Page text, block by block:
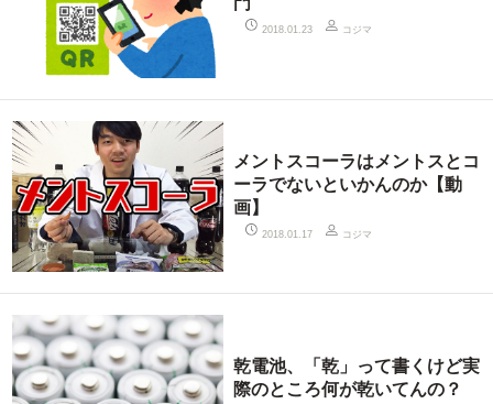
2018.01.23 コジマ
メントスコーラはメントスとコ
ーラでないといかんのか【動
画】
2018.01.17 コジマ
乾電池、「乾」って書くけど実
際のところ何が乾いてんの？